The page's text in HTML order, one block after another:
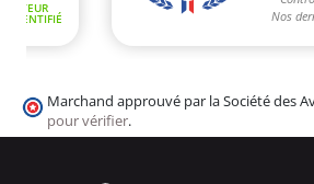
Marchand approuvé par la Société des
pour vérifier.